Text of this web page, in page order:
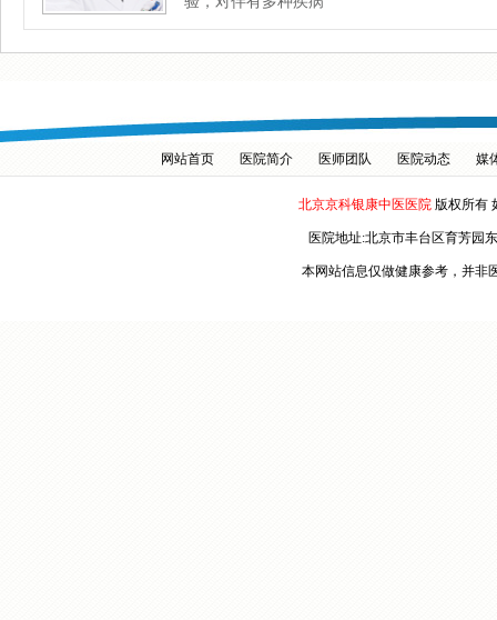
网站首页 医院简介 医师团队 医院动态 媒
北京京科银康中医医院 版权所有
医院地址:北京市丰台区育芳园
本网站信息仅做健康参考，并非